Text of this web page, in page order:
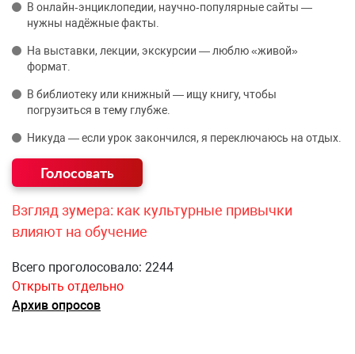
В онлайн‑энциклопедии, научно‑популярные сайты —
нужны надёжные факты.
На выставки, лекции, экскурсии — люблю «живой»
формат.
В библиотеку или книжный — ищу книгу, чтобы
погрузиться в тему глубже.
Никуда — если урок закончился, я переключаюсь на отдых.
Взгляд зумера: как культурные привычки
влияют на обучение
Всего проголосовало: 2244
Открыть отдельно
Архив опросов